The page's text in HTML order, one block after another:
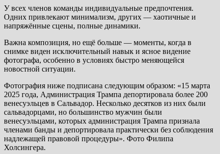
У всех членов команды индивидуальные предпочтения.
Одних привлекают минимализм, других — хаотичные и
напряжённые сцены, полные динамики.
Важна композиция, но ещё больше — моменты, когда в
снимке виден исключительный навык и ясное видение
фотографа, особенно в условиях быстро меняющейся
новостной ситуации.
Фотография ниже подписана следующим образом: «15 марта
2025 года, Администрация Трампа депортировала более 200
венесуэльцев в Сальвадор. Несколько десятков из них были
сальвадорцами, но большинство мужчин были
венесуэльцами, которых администрация Трампа признала
членами банды и депортировала практически без соблюдения
надлежащей правовой процедуры». Фото Филипа
Холсингера.